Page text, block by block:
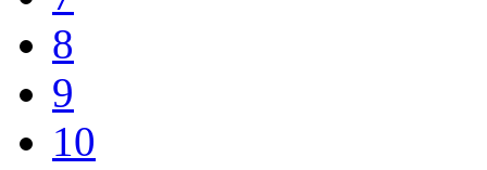
8
9
10